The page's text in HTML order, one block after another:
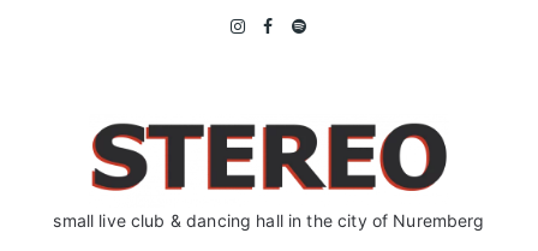
small live club & dancing hall in the city of Nuremberg